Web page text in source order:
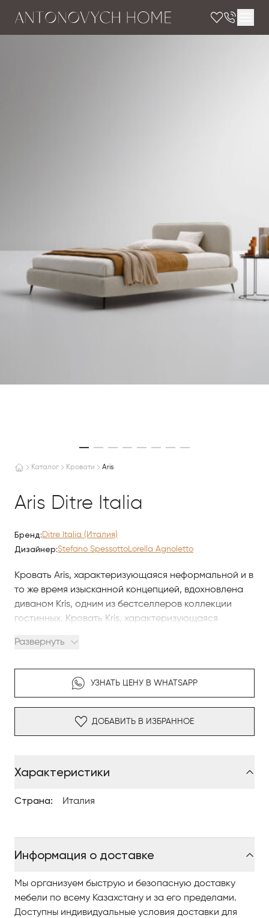
Каталог Кровати Aris
Aris Ditre Italia
Бренд: Ditre Italia (Италия)
Дизайнер:Stefano SpessottoLorella Agnoletto
Кровать Aris, характеризующаяся неформальной и в
то же время изысканной концепцией, вдохновлена
диваном Kris, одним из бестселлеров коллекции
гостинных. Кровать Kris, характеризующаяся
и каркаса, особенно подходит для молодой и
неоднородными стилями.
Дизайн: Stefano Spessotto, Lorella Agnoletto. Модель
доступна для подбора отделок, материалов и
конфигураций под задачи проекта Antonovych
Развернуть
УЗНАТЬ ЦЕНУ В WHATSAPP
ДОБАВИТЬ В ИЗБРАННОЕ
Характеристики
Страна: Италия
Информация о доставке
Мы организуем быструю и безопасную доставку
мебели по всему Казахстану и за его пределами.
Доступны индивидуальные условия доставки для